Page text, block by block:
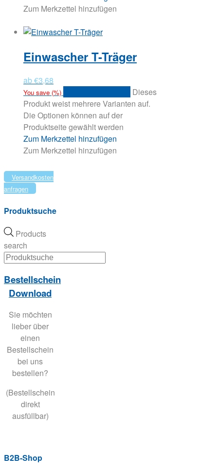
Zum Merkzettel hinzufügen
Einwascher T-Träger
ab€3,68
You save (%)
Dieses
Produkt weist mehrere Varianten auf.
Die Optionen können auf der
Produktseite gewählt werden
Zum Merkzettel hinzufügen
Zum Merkzettel hinzufügen
Versandkosten
anfragen
Produktsuche
Products
search
Bestellschein
Download
Sie möchten
lieber über
einen
Bestellschein
bei uns
bestellen?
(Bestellschein
direkt
ausfüllbar)
B2B-Shop